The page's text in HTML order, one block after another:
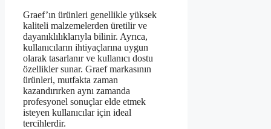
Graef’ın ürünleri genellikle yüksek
kaliteli malzemelerden üretilir ve
dayanıklılıklarıyla bilinir. Ayrıca,
kullanıcıların ihtiyaçlarına uygun
olarak tasarlanır ve kullanıcı dostu
özellikler sunar. Graef markasının
ürünleri, mutfakta zaman
kazandırırken aynı zamanda
profesyonel sonuçlar elde etmek
isteyen kullanıcılar için ideal
tercihlerdir.